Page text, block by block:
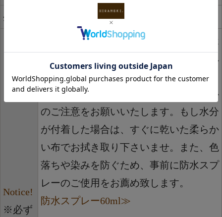
生産国
Notice!
※必ず
・こちらのポシェットは、厳選された天
然皮革を用い、染色加工を施し製造され
ていますが、天然皮革の性質上色落ち、
染みの可能性があります。水分には細心
のご注意をお願いいたします。もし水分
が付着した場合は、すぐに乾いた柔らか
い布でお拭き取り下さいませ。また、色
落ちや染みを防ぐため、事前に防水スプ
レーのご使用をお薦め致します。
防水スプレー60ml≫